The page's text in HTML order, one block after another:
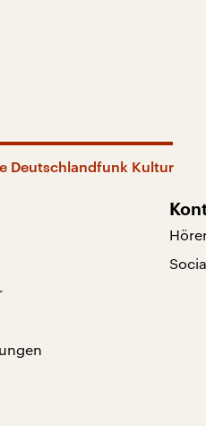
Deutschlandfunk Kultur